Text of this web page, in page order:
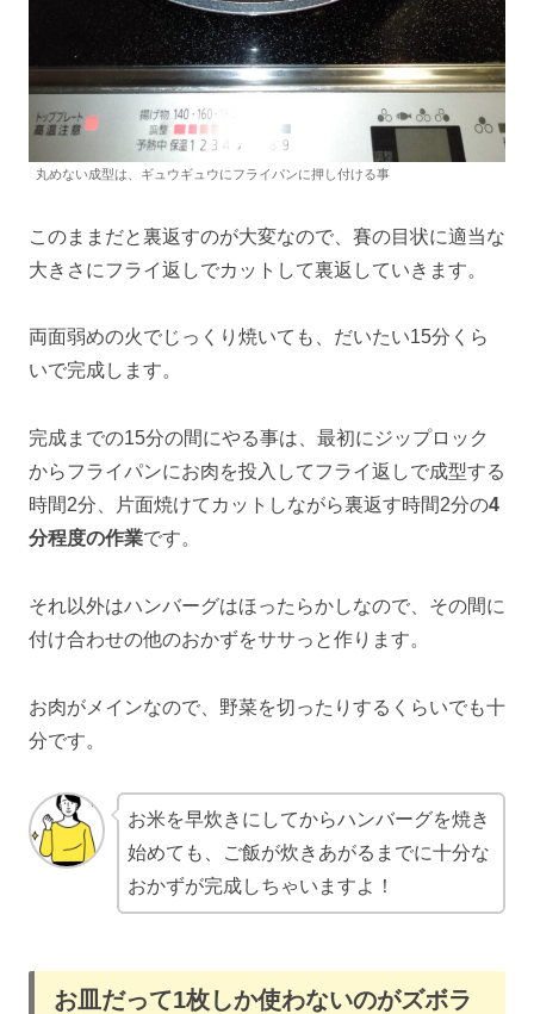
丸めない成型は、ギュウギュウにフライパンに押し付ける事
このままだと裏返すのが大変なので、賽の目状に適当な
大きさにフライ返しでカットして裏返していきます。
両面弱めの火でじっくり焼いても、だいたい15分くら
いで完成します。
完成までの15分の間にやる事は、最初にジップロック
からフライパンにお肉を投入してフライ返しで成型する
時間2分、片面焼けてカットしながら裏返す時間2分の4
分程度の作業です。
それ以外はハンバーグはほったらかしなので、その間に
付け合わせの他のおかずをササっと作ります。
お肉がメインなので、野菜を切ったりするくらいでも十
分です。
お米を早炊きにしてからハンバーグを焼き
始めても、ご飯が炊きあがるまでに十分な
おかずが完成しちゃいますよ！
お皿だって1枚しか使わないのがズボラ